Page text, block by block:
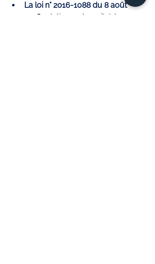
La loi n° 2016-1088 du 8 août
2016 relative au travail, à la